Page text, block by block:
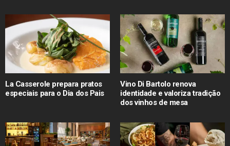
La Casserole prepara pratos
especiais para o Dia dos Pais
Vino Di Bartolo renova
identidade e valoriza tradição
dos vinhos de mesa